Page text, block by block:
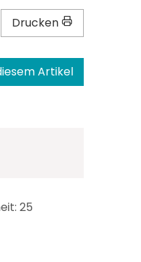
Drucken
Artikel
25